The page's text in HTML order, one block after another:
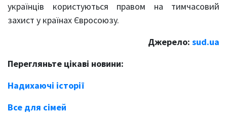
українців користуються правом на тимчасовий
захист у країнах Євросоюзу.
Джерело: sud.ua
Перегляньте цікаві новини:
Надихаючі історії
Все для сімей